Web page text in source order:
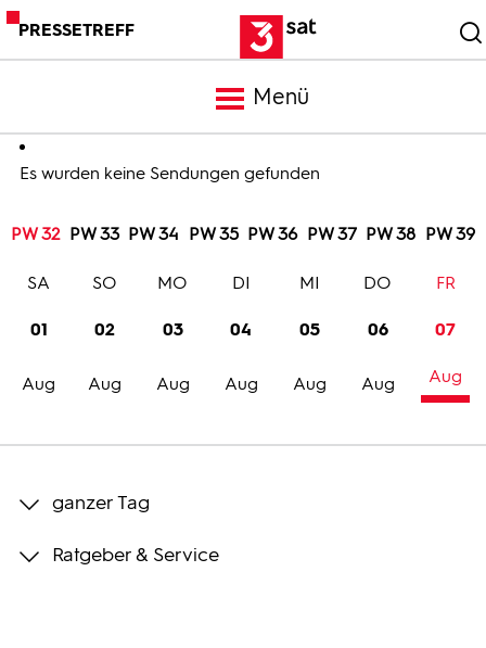
PRESSETREFF
Menü
Meldungen
Programm
Trailer
Bilder
Es wurden keine Sendungen gefunden
PW 32 PW 33 PW 34 PW 35 PW 36 PW 37 PW 38 PW 39
01
Aug
SA
02
Aug
SO
03
Aug
MO
04
Aug
DI
05
Aug
MI
06
Aug
DO
07
Aug
FR
ganzer Tag
Ratgeber & Service